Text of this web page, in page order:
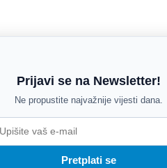
Prijavi se na Newsletter!
Ne propustite najvažnije vijesti dana.
Pretplati se